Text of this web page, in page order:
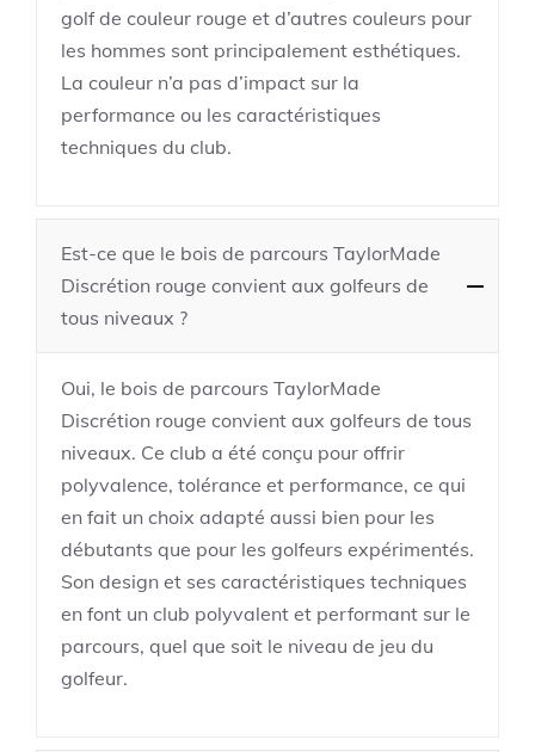
golf de couleur rouge et d’autres couleurs pour
les hommes sont principalement esthétiques.
La couleur n’a pas d’impact sur la
performance ou les caractéristiques
techniques du club.
Est-ce que le bois de parcours TaylorMade
Discrétion rouge convient aux golfeurs de
tous niveaux ?
Oui, le bois de parcours TaylorMade
Discrétion rouge convient aux golfeurs de tous
niveaux. Ce club a été conçu pour offrir
polyvalence, tolérance et performance, ce qui
en fait un choix adapté aussi bien pour les
débutants que pour les golfeurs expérimentés.
Son design et ses caractéristiques techniques
en font un club polyvalent et performant sur le
parcours, quel que soit le niveau de jeu du
golfeur.